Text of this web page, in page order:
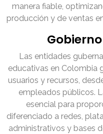
manera fiable,
producción y de ventas
Las entidades
educativas en Colombia
usuarios y recursos,
empleados públicos.
esencial para
diferenciado a redes,
administrativos y bases